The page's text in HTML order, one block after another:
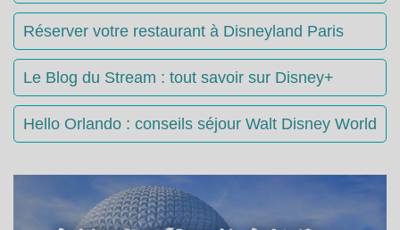
Réserver votre restaurant à Disneyland Paris
Le Blog du Stream : tout savoir sur Disney+
Hello Orlando : conseils séjour Walt Disney World